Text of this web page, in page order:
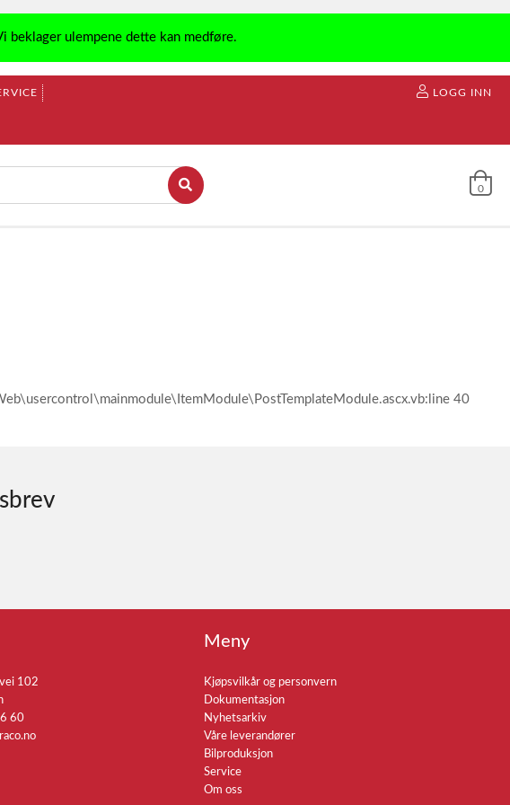
beklager ulempene dette kan medføre.
LOGG INN
0
40
102
60
Meny
Kjøpsvilkår og personvern
Dokumentasjon
Nyhetsarkiv
Våre leverandører
Bilproduksjon
Service
Om oss